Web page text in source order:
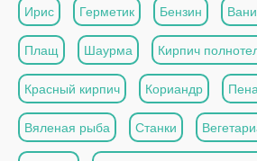
Ирис Герметик Бензин
Плащ Шаурма Кирпич
Красный кирпич Кориандр
Вяленая рыба Станки